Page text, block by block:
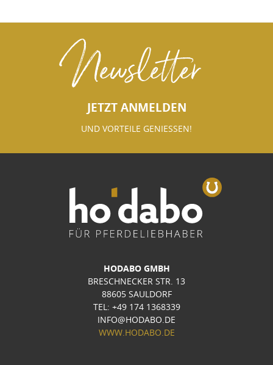
Newsletter
JETZT ANMELDEN
UND VORTEILE GENIESSEN!
HODABO GMBH
BRESCHNECKER STR. 13
88605 SAULDORF
TEL: +49 174 1368339
INFO@HODABO.DE
WWW.HODABO.DE